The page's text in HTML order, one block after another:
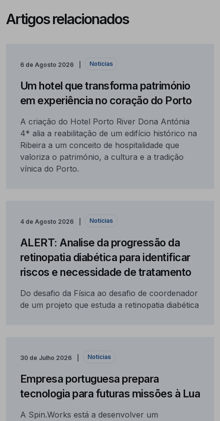
Artigos relacionados
6 de Agosto 2026 Notícias
Um hotel que transforma património
em experiência no coração do Porto
A criação do Hotel Porto River Dona Antónia
4* alia a reabilitação de um edifício histórico na
Ribeira a um conceito de hospitalidade que
valoriza o património, a cultura e a tradição
vínica do Porto.
4 de Agosto 2026 Notícias
ALERT: Analise da progressão da
retinopatia diabética para identificar
riscos e necessidade de tratamento
Do desafio da Física ao desafio de coordenador
de um projeto que estuda a retinopatia diabética
30 de Julho 2026 Notícias
Empresa portuguesa prepara
tecnologia para futuras missões à Lua
A Spin.Works está a desenvolver um